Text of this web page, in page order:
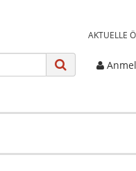
AKTUELLE